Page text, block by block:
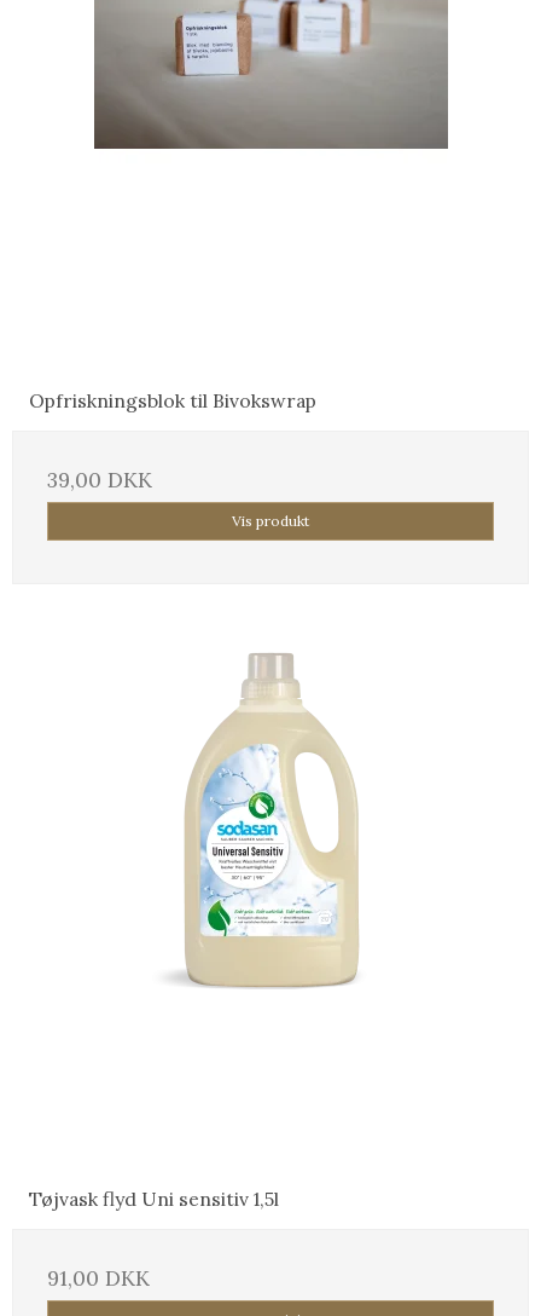
Opfriskningsblok til Bivokswrap
39,00 DKK
Vis produkt
Tøjvask flyd Uni sensitiv 1,5l
91,00 DKK